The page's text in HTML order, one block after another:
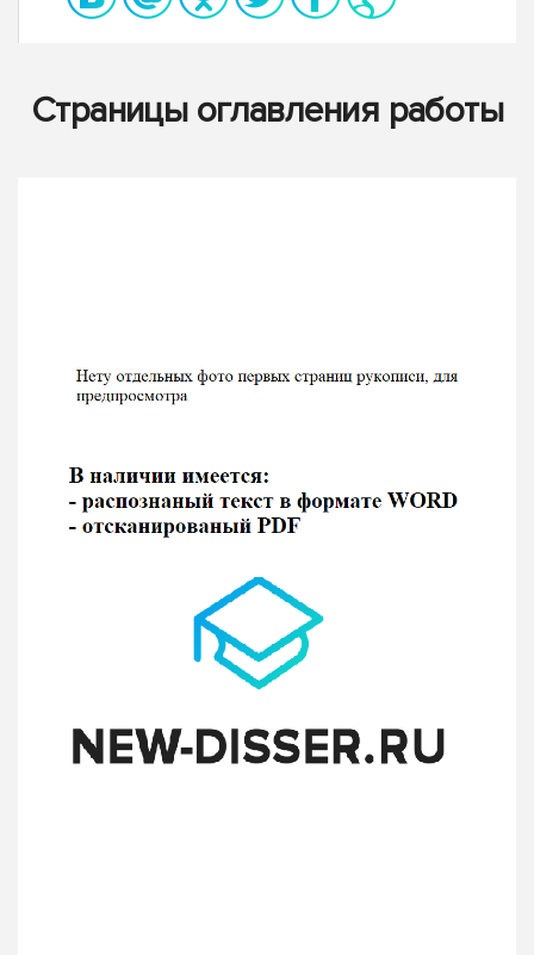
Страницы оглавления работы